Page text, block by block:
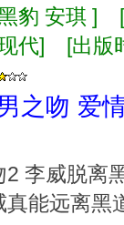
豹 安琪 ]
代] [出
之吻 爱
2 李威脱离
真能远离黑